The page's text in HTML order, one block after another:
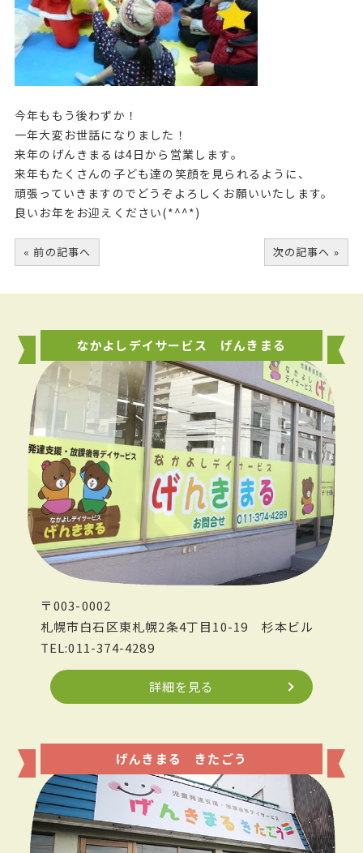
今年ももう後わずか！
一年大変お世話になりました！
来年のげんきまるは4日から営業します。
来年もたくさんの子ども達の笑顔を見られるように、
頑張っていきますのでどうぞよろしくお願いいたします。
良いお年をお迎えください(*^^*)
« 前の記事へ 次の記事へ »
なかよしデイサービス げんきまる
〒003-0002
札幌市白石区東札幌2条4丁目10-19 杉本ビル
TEL:011-374-4289
詳細を見る
げんきまる きたごう